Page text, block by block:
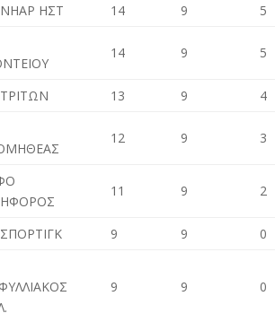
ΗΣΤ
14 9
5
14 9 5
13 9
4
12 9 3
11 9 2
9 9
0
9 9 0